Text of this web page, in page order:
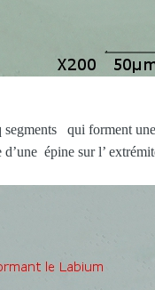
qui forment
épine sur l’